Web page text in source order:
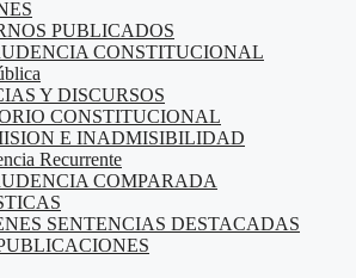
PUBLICADOS
CONSTITUCIONAL
Y DISCURSOS
CONSTITUCIONAL
E INADMISIBILIDAD
Recurrente
COMPARADA
SENTENCIAS DESTACADAS